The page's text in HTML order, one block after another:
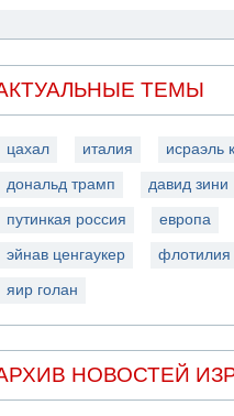
ТЕМЫ
цахал италия исраэль
дональд трамп давид зини
путинкая россия европа
эйнав ценгаукер флотилия
яир голан
НОВОСТЕЙ